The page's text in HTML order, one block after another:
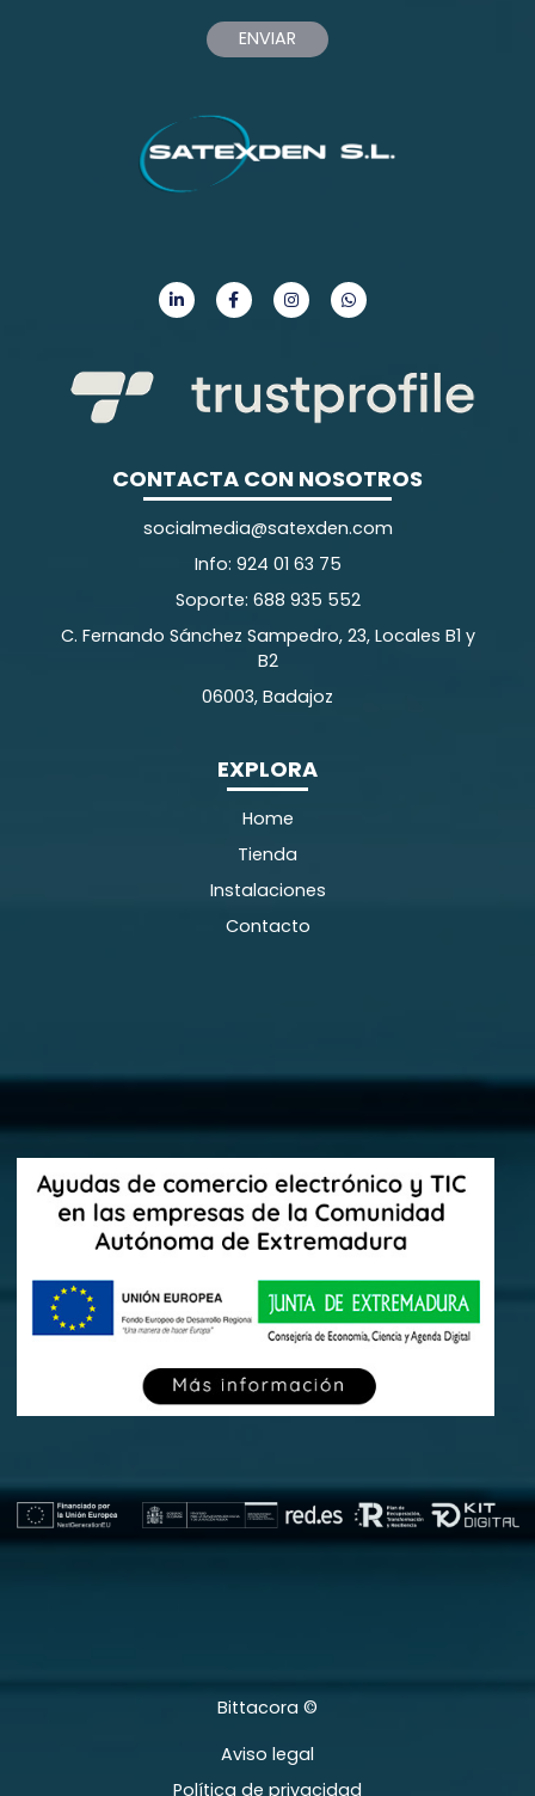
ENVIAR
EXPLORA
Home
Tienda
Instalaciones
Contacto
CONTACTA CON NOSOTROS
socialmedia@satexden.com
Info: 924 01 63 75
Soporte: 688 935 552
C. Fernando Sánchez Sampedro, 23, Locales B1 y
B2
06003, Badajoz
Bittacora ©
Aviso legal
Política de privacidad